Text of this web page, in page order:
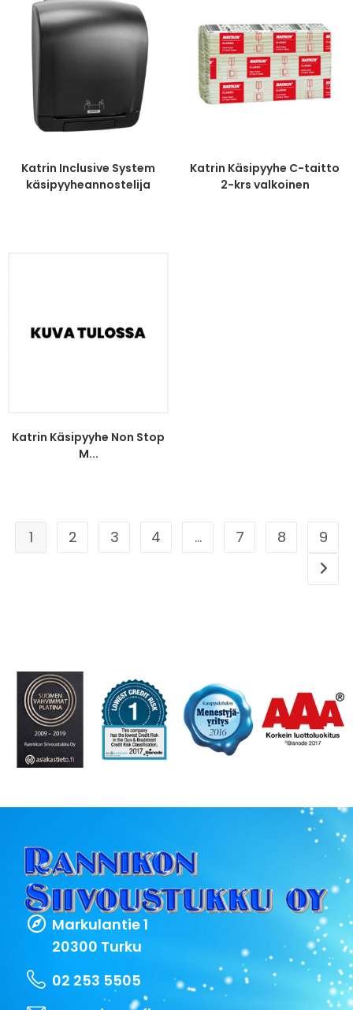
Katrin Inclusive System
käsipyyheannostelija
Katrin Käsipyyhe C-taitto
2-krs valkoinen
Katrin Käsipyyhe Non Stop
M...
1 2 3 4 … 7 8 9
Markulantie 1
20300 Turku
02 253 5505